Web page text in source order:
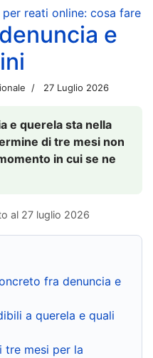
reati online: cosa fare
e
27 Luglio 2026
e querela sta nella
di tre mesi non
in cui se ne
al 27 luglio 2026
fra denuncia e
a querela e quali
tre mesi per la